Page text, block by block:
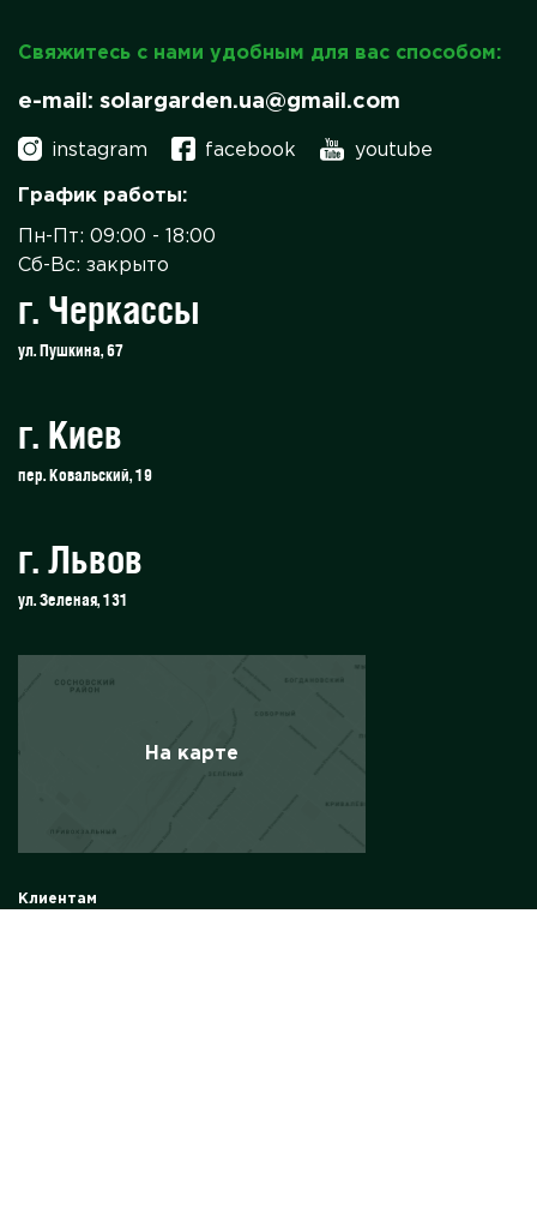
Свяжитесь с нами удобным для вас способом:
e-mail: solargarden.ua@gmail.com
instagram facebook youtube
График работы:
Пн-Пт: 09:00 - 18:00
Сб-Вс: закрыто
г. Черкассы
ул. Пушкина, 67
г. Киев
пер. Ковальский, 19
г. Львов
ул. Зеленая, 131
На карте
Клиентам